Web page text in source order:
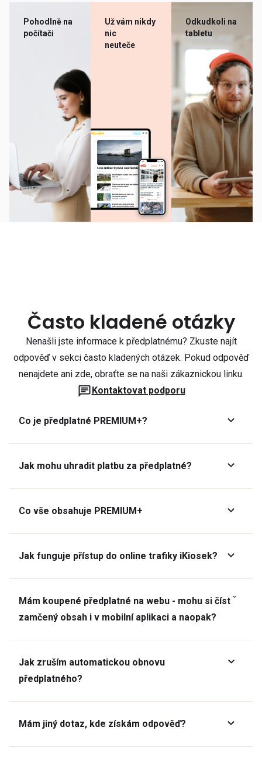
Pohodlně na
počítači
Už vám nikdy
nic
neuteče
Odkudkoli na
tabletu
Často kladené otázky
Nenašli jste informace k předplatnému? Zkuste najít
odpověď v sekci často kladených otázek. Pokud odpověď
nenajdete ani zde, obraťte se na naši zákaznickou linku.
Kontaktovat podporu
Co je předplatné PREMIUM+?
Jak mohu uhradit platbu za předplatné?
Co vše obsahuje PREMIUM+
Jak funguje přístup do online trafiky iKiosek?
Mám koupené předplatné na webu - mohu si číst
zamčený obsah i v mobilní aplikaci a naopak?
Jak zruším automatickou obnovu
předplatného?
Mám jiný dotaz, kde získám odpověď?